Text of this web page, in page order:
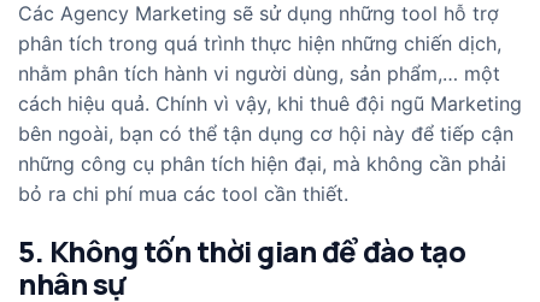
Các Agency Marketing sẽ sử dụng những tool hỗ trợ
phân tích trong quá trình thực hiện những chiến dịch,
nhằm phân tích hành vi người dùng, sản phẩm,… một
cách hiệu quả. Chính vì vậy, khi thuê đội ngũ Marketing
bên ngoài, bạn có thể tận dụng cơ hội này để tiếp cận
những công cụ phân tích hiện đại, mà không cần phải
bỏ ra chi phí mua các tool cần thiết.
5. Không tốn thời gian để đào tạo
nhân sự